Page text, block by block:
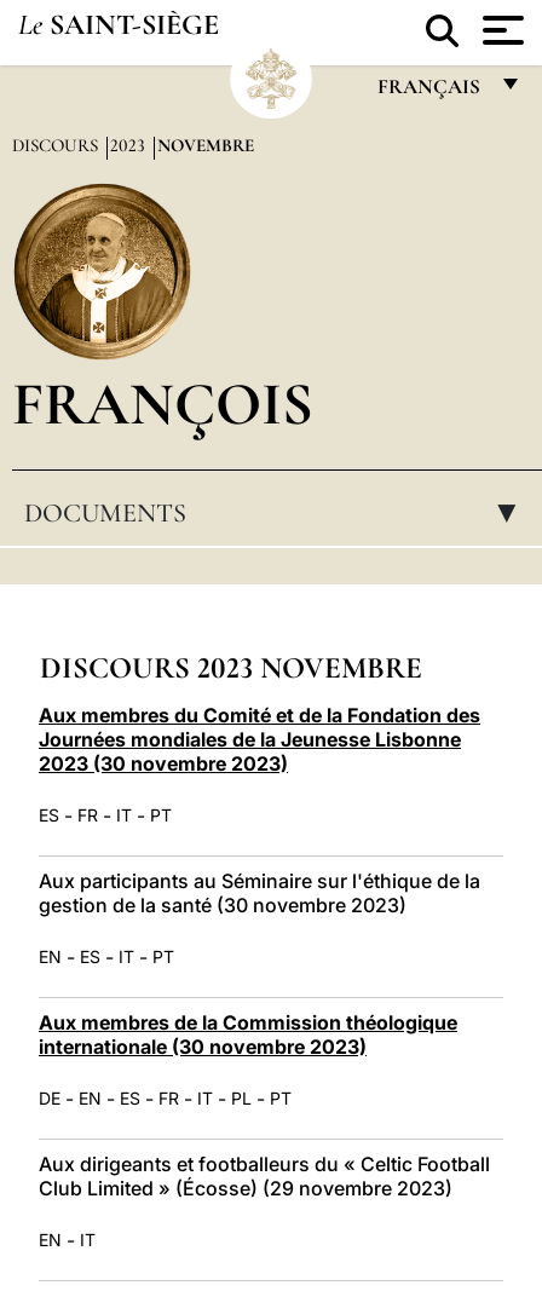
Le SAINT-SIÈGE
FRANÇAIS
العربيّة
DISCOURS 2023 NOVEMBRE
FRANÇOIS
DOCUMENTS ▸
DISCOURS 2023 NOVEMBRE
Aux membres du Comité et de la Fondation des
Journées mondiales de la Jeunesse Lisbonne
2023 (30 novembre 2023)
ES - FR - IT - PT
Aux participants au Séminaire sur l'éthique de la
gestion de la santé (30 novembre 2023)
EN - ES - IT - PT
Aux membres de la Commission théologique
internationale (30 novembre 2023)
DE - EN - ES - FR - IT - PL - PT
Aux dirigeants et footballeurs du « Celtic Football
Club Limited » (Écosse) (29 novembre 2023)
EN - IT